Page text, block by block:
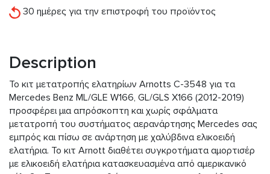
30 ημέρες για την επιστροφή του προϊόντος
Description
Το κιτ μετατροπής ελατηρίων Arnotts C-3548 για τα
Mercedes Benz ML/GLE W166, GL/GLS X166 (2012-2019)
προσφέρει μια απρόσκοπτη και χωρίς σφάλματα
μετατροπή του συστήματος αερανάρτησης Mercedes σας
εμπρός και πίσω σε ανάρτηση με χαλύβδινα ελικοειδή
ελατήρια. Το κιτ Arnott διαθέτει συγκροτήματα αμορτισέρ
με ελικοειδή ελατήρια κατασκευασμένα από αμερικανικό